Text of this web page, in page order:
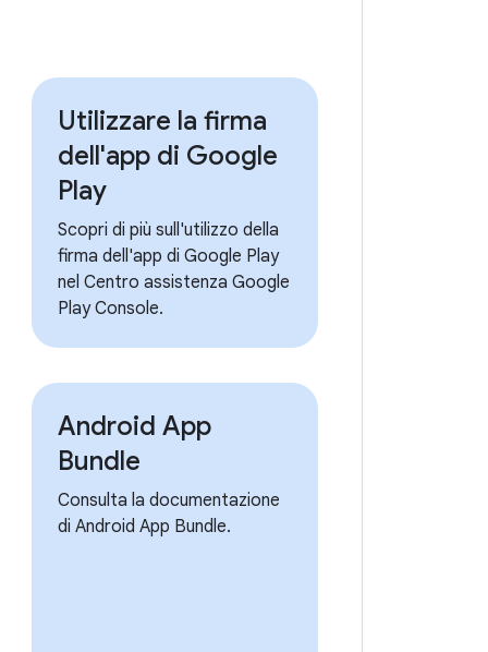
Utilizzare la firma
dell'app di Google
Play
Scopri di più sull'utilizzo della
firma dell'app di Google Play
nel Centro assistenza Google
Play Console.
Android App
Bundle
Consulta la documentazione
di Android App Bundle.